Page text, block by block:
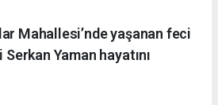
Mahallesi’nde yaşanan feci
Yaman hayatını